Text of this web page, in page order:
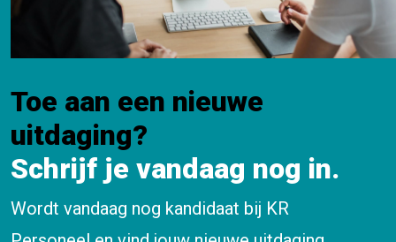
Toe aan een nieuwe
uitdaging?
Schrijf je vandaag nog in.
Wordt vandaag nog kandidaat bij KR